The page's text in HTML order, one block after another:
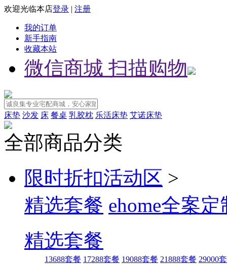
欢迎光临本店登录 | 注册
我的订单
新手指南
收藏本站
微信商城 扫描购物
床垫 沙发 床 餐桌 乳胶枕 乐活床垫 艾诺床垫
全部商品分类
限时折扣活动区 >
精选套餐 ehome全案
精选套餐
13688套餐 17288套餐 19088套餐 21888套餐 29000